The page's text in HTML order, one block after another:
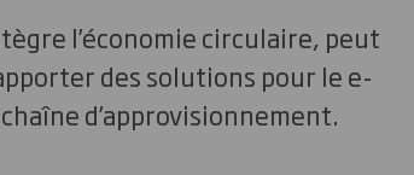
l’économie circulaire, peut
des solutions pour le e-
d’approvisionnement.